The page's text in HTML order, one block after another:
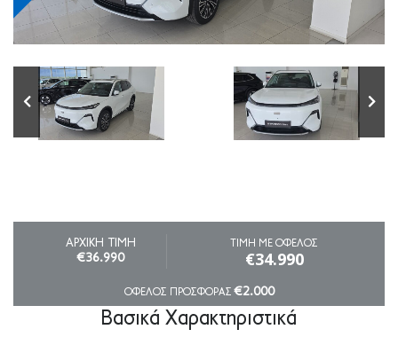
ΑΡΧΙΚΗ ΤΙΜΗ
€36.990
ΤΙΜΗ ΜΕ ΟΦΕΛΟΣ
€34.990
ΟΦΕΛΟΣ ΠΡΟΣΦΟΡΑΣ€2.000
Βασικά Χαρακτηριστικά